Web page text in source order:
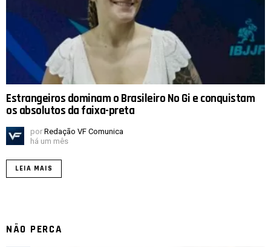
Estrangeiros dominam o Brasileiro No Gi e conquistam
os absolutos da faixa-preta
por Redação VF Comunica
há um mês
LEIA MAIS
NÃO PERCA